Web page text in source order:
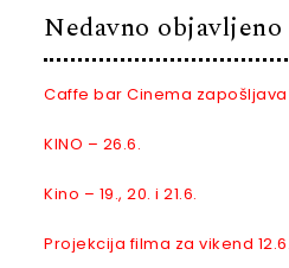
Nedavno objavljeno
Caffe bar Cinema
KINO – 26.6.
Kino – 19., 20. i 21.6.
Projekcija filma za vikend